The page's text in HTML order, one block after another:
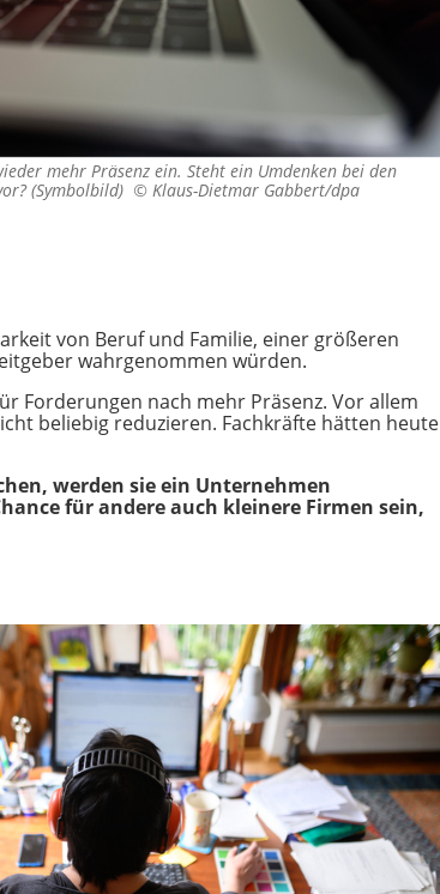
mehr Präsenz ein. Steht ein Umdenken bei den
(Symbolbild) © Klaus-Dietmar Gabbert/dpa
von Beruf und Familie, einer größeren
wahrgenommen würden.
Forderungen nach mehr Präsenz. Vor allem
beliebig reduzieren. Fachkräfte hätten heute
werden sie ein Unternehmen
für andere auch kleinere Firmen sein,